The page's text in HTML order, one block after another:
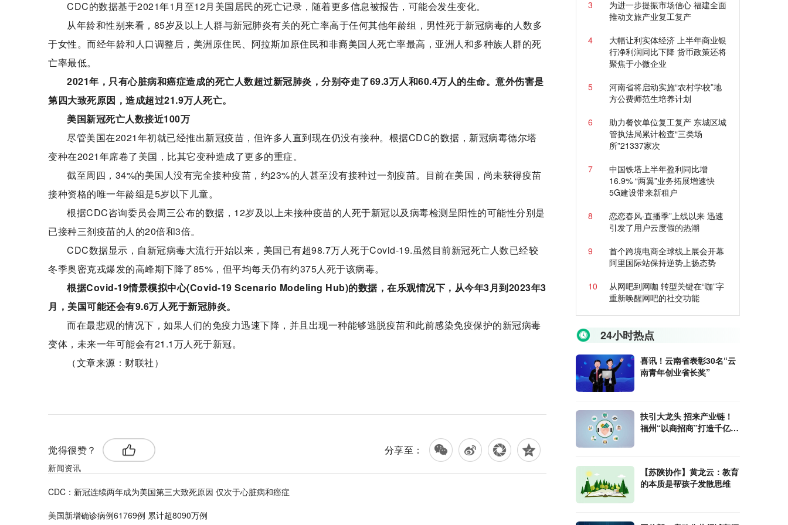
CDC的数据基于2021年1月至12月美国居民的死亡记录，随着更多信息被报告，可能会发生变化。
从年龄和性别来看，85岁及以上人群与新冠肺炎有关的死亡率高于任何其他年龄组，男性死于新冠病毒的人数多
于女性。而经年龄和人口调整后，美洲原住民、阿拉斯加原住民和非裔美国人死亡率最高，亚洲人和多种族人群的死
亡率最低。
2021年，只有心脏病和癌症造成的死亡人数超过新冠肺炎，分别夺走了69.3万人和60.4万人的生命。意外伤害是
第四大致死原因，造成超过21.9万人死亡。
美国新冠死亡人数接近100万
尽管美国在2021年初就已经推出新冠疫苗，但许多人直到现在仍没有接种。根据CDC的数据，新冠病毒德尔塔
变种在2021年席卷了美国，比其它变种造成了更多的重症。
截至周四，34%的美国人没有完全接种疫苗，约23%的人甚至没有接种过一剂疫苗。目前在美国，尚未获得疫苗
接种资格的唯一年龄组是5岁以下儿童。
根据CDC咨询委员会周三公布的数据，12岁及以上未接种疫苗的人死于新冠以及病毒检测呈阳性的可能性分别是
已接种三剂疫苗的人的20倍和3倍。
CDC数据显示，自新冠病毒大流行开始以来，美国已有超98.7万人死于Covid-19.虽然目前新冠死亡人数已经较
冬季奥密克戎爆发的高峰期下降了85%，但平均每天仍有约375人死于该病毒。
根据Covid-19情景模拟中心(Covid-19 Scenario Modeling Hub)的数据，在乐观情况下，从今年3月到2023年3
月，美国可能还会有9.6万人死于新冠肺炎。
而在最悲观的情况下，如果人们的免疫力迅速下降，并且出现一种能够逃脱疫苗和此前感染免疫保护的新冠病毒
变体，未来一年可能会有21.1万人死于新冠。
（文章来源：财联社）
觉得很赞？ 分享至：
新闻资讯
CDC：新冠连续两年成为美国第三大致死原因 仅次于心脏病和癌症
美国新增确诊病例61769例 累计超8090万例
3
为进一步提振市场信心 福建全面
推动文旅产业复工复产
4
大幅让利实体经济 上半年商业银
行净利润同比下降 货币政策还将
聚焦于小微企业
5
河南省将启动实施“农村学校”地
方公费师范生培养计划
6
助力餐饮单位复工复产 东城区城
管执法局累计检查“三类场
所”21337家次
7
中国铁塔上半年盈利同比增
16.9% “两翼”业务拓展增速快
5G建设带来新租户
8
恋恋春风·直播季”上线以来 迅速
引发了用户云度假的热潮
9
首个跨境电商全球线上展会开幕
阿里国际站保持逆势上扬态势
10
从网吧到网咖 转型关键在“咖”字
重新唤醒网吧的社交功能
24小时热点
喜讯！云南省表彰30名“云
南青年创业省长奖”
扶引大龙头 招来产业链！
福州“以商招商”打造千亿产
【苏陕协作】黄龙云：教育
的本质是帮孩子发散思维